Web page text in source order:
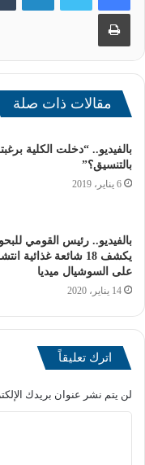
المعركة على الأرض، كان
الفنية لرفع الروح
قوى مصر
سلاح
أوضح التقرير أن
ثانوي، بل شكلت قوة
صفوف الشعب مع الجيش،
والعمل التطوعي في
وغير مباشر في دعم
الجميع متكاتفاً على
طباعة
مقالات ذات صلة
بالفيديو.. “دخلت الكلية
بالتنسيق؟”
6 يناير، 2019
بالفيديو.. رئيس القومي
يكشف 18 شائعة غذائية
على السوشيال ميديا
14 يناير، 2020
اترك تعليقاً
لن يتم نشر عنوان بريدك